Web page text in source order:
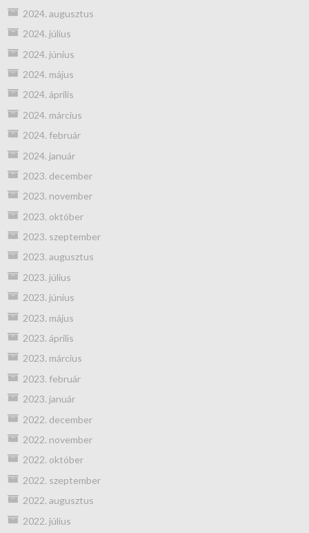
2024. augusztus
2024. július
2024. június
2024. május
2024. április
2024. március
2024. február
2024. január
2023. december
2023. november
2023. október
2023. szeptember
2023. augusztus
2023. július
2023. június
2023. május
2023. április
2023. március
2023. február
2023. január
2022. december
2022. november
2022. október
2022. szeptember
2022. augusztus
2022. július